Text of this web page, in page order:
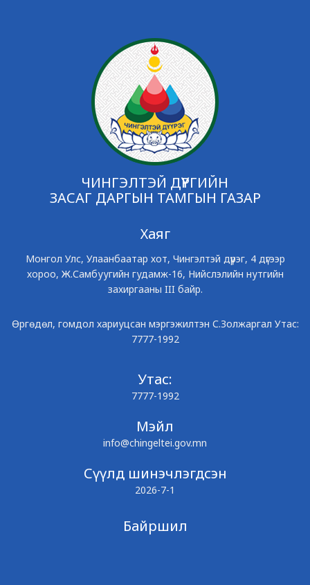
ЧИНГЭЛТЭЙ ДҮҮРГИЙН
ЗАСАГ ДАРГЫН ТАМГЫН ГАЗАР
Хаяг
Монгол Улс, Улаанбаатар хот, Чингэлтэй дүүрэг, 4 дүгээр
хороо, Ж.Самбуугийн гудамж-16, Нийслэлийн нутгийн
захиргааны III байр.
Өргөдөл, гомдол хариуцсан мэргэжилтэн С.Золжаргал Утас:
7777-1992
Утас:
7777-1992
Мэйл
info@chingeltei.gov.mn
Сүүлд шинэчлэгдсэн
2026-7-1
Байршил